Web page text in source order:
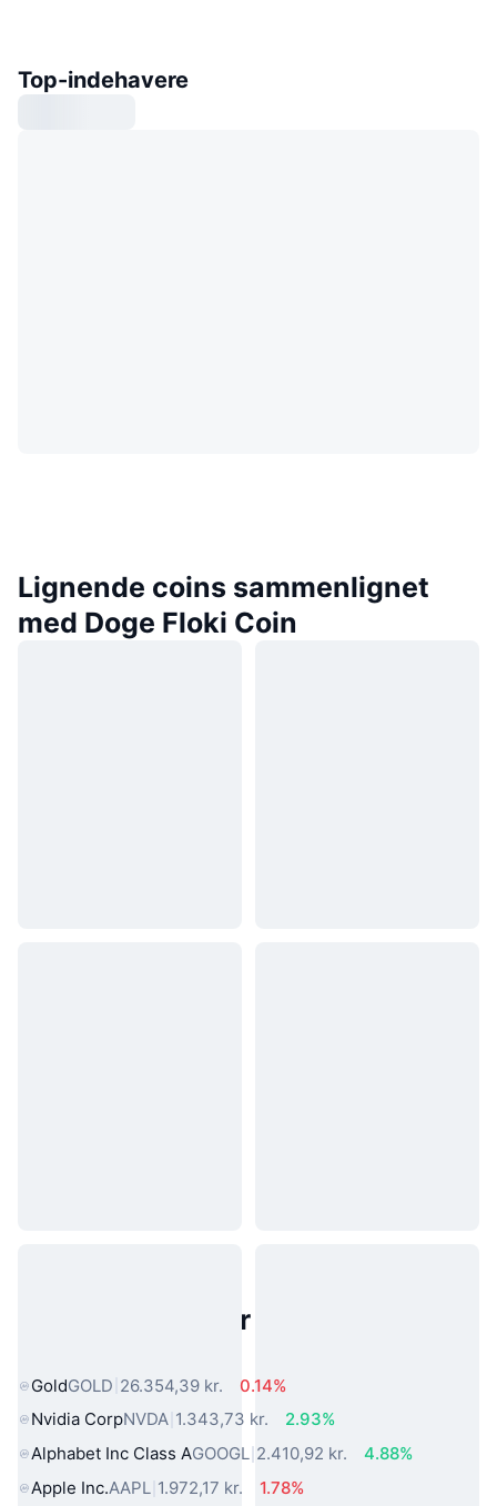
Top-indehavere
Lignende coins sammenlignet
med Doge Floki Coin
Populære aktiver fra den virkelige
GoldGOLD 26.354,39 kr.
0.14%
Nvidia CorpNVDA 1.343,73 kr.
2.93%
Alphabet Inc Class AGOOGL 2.410,92 kr.
4.88%
Apple Inc.AAPL 1.972,17 kr. 1.78%